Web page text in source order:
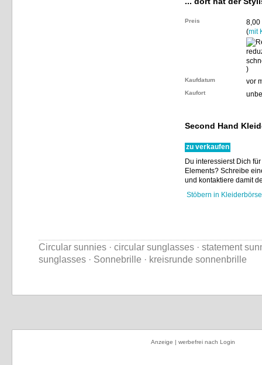
Preis
8,00
(mit
)
Kaufdatum vor
Kaufort
Second Hand
zu verkaufen
Du interessierst Dich
Elements? Schreibe
und kontaktiere damit
Stöbern in Kleiderbörse
Circular sunnies · circular sunglasses · statement
sunglasses · Sonnebrille · kreisrunde sonnenbrille
Anzeige | werbefrei nach Login